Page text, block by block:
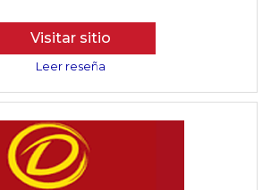
Visitar sitio
Leer reseña